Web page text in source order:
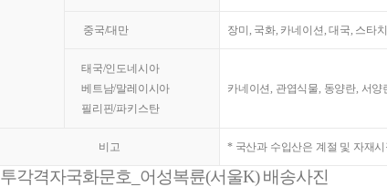
중국/대만 장미, 국화, 카네이션, 대국, 스타
태국/인도네시아
베트남/말레이시아
필리핀/파키스탄
카네이션, 관엽식물, 동양란, 서양
비고 * 국산과 수입산은 계절 및 자재
투각격자국화문호_어성복륜(서울K) 배송사진